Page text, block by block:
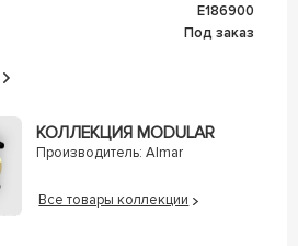
E186900
Под заказ
КОЛЛЕКЦИЯ MODULAR
Производитель: Almar
Все товары коллекции